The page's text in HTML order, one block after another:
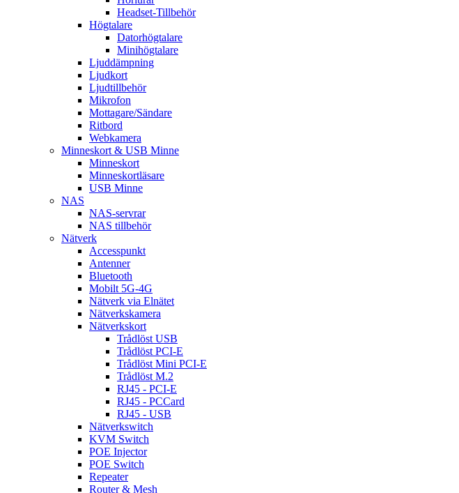
Headset-Tillbehör
Högtalare
Datorhögtalare
Minihögtalare
Ljuddämpning
Ljudkort
Ljudtillbehör
Mikrofon
Mottagare/Sändare
Ritbord
Webkamera
Minneskort & USB Minne
Minneskort
Minneskortläsare
USB Minne
NAS
NAS-servrar
NAS tillbehör
Nätverk
Accesspunkt
Antenner
Bluetooth
Mobilt 5G-4G
Nätverk via Elnätet
Nätverkskamera
Nätverkskort
Trådlöst USB
Trådlöst PCI-E
Trådlöst Mini PCI-E
Trådlöst M.2
RJ45 - PCI-E
RJ45 - PCCard
RJ45 - USB
Nätverkswitch
KVM Switch
POE Injector
POE Switch
Repeater
Router & Mesh